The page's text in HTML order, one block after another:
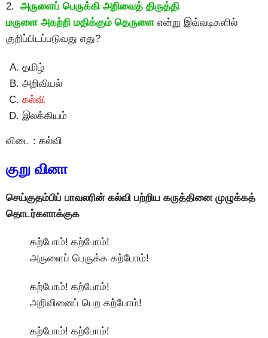
2. அருளைப் பெருக்கி அறிவைத் திருத்தி
மருளை அகற்றி மதிக்கும் தெருளை என்று இவ்வடிகளில்
குறிப்பிடப்படுவது எது?
தமிழ்
அறிவியல்
கல்வி
இலக்கியம்
விடை : கல்வி
குறு வினா
செய்குதம்பிப் பாவலரின் கல்வி பற்றிய கருத்தினை முழுக்கத்
தொடர்களாக்குக
கற்போம்! கற்போம்!
அருளைப் பெருக்க கற்போம்!
கற்போம்! கற்போம்!
அறிவினைப் பெற கற்போம்!
கற்போம்! கற்போம்!